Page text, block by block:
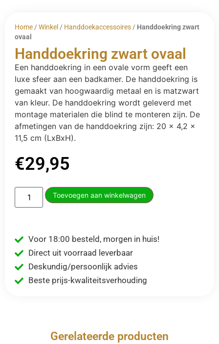
Home / Winkel / Handdoekaccessoires / Handdoekring zwart
ovaal
Handdoekring zwart ovaal
Een handdoekring in een ovale vorm geeft een
luxe sfeer aan een badkamer. De handdoekring is
gemaakt van hoogwaardig metaal en is matzwart
van kleur. De handdoekring wordt geleverd met
montage materialen die blind te monteren zijn. De
afmetingen van de handdoekring zijn: 20 x 4,2 x
11,5 cm (LxBxH).
€29,95
Toevoegen aan winkelwagen
Voor 18:00 besteld, morgen in huis!
Direct uit voorraad leverbaar
Deskundig/persoonlijk advies
Beste prijs-kwaliteitsverhouding
Gerelateerde producten